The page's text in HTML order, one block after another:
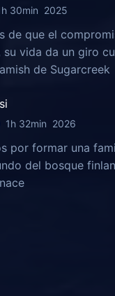
30min 2025
de que el
su vida da un giro
de Sugarcreek
1h 32min 2026
por formar una
del bosque